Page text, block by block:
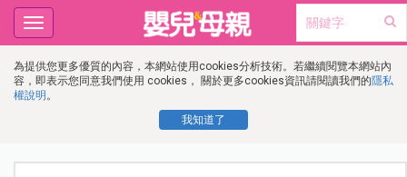
為提供您更多優質的內容，本網站使用cookies分析技術。若繼續閱覽本網站內
容，即表示您同意我們使用 cookies， 關於更多cookies資訊請閱讀我們的隱私
權說明 。
我知道了
Toggle
navigation